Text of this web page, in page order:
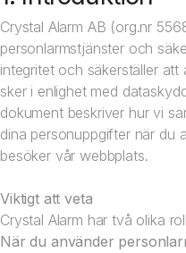
Crystal Alarm AB (org.nr
personlarmstjänster och
integritet och säkerställer
sker i enlighet med
dokument beskriver hur vi
dina personuppgifter när du
besöker vår webbplats.
Viktigt att veta
Crystal Alarm har två olika
När du använder